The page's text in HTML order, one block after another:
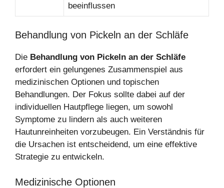
beeinflussen
Behandlung von Pickeln an der Schläfe
Die Behandlung von Pickeln an der Schläfe
erfordert ein gelungenes Zusammenspiel aus
medizinischen Optionen und topischen
Behandlungen. Der Fokus sollte dabei auf der
individuellen Hautpflege liegen, um sowohl
Symptome zu lindern als auch weiteren
Hautunreinheiten vorzubeugen. Ein Verständnis für
die Ursachen ist entscheidend, um eine effektive
Strategie zu entwickeln.
Medizinische Optionen